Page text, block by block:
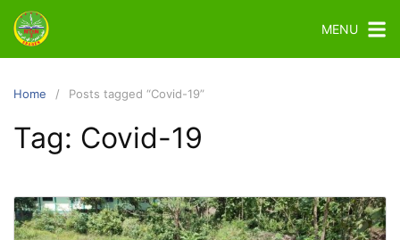
MENU
Home Posts tagged “Covid-19”
Tag: Covid-19